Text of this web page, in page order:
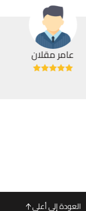
عامر مقلان
العودة إلى أعلى